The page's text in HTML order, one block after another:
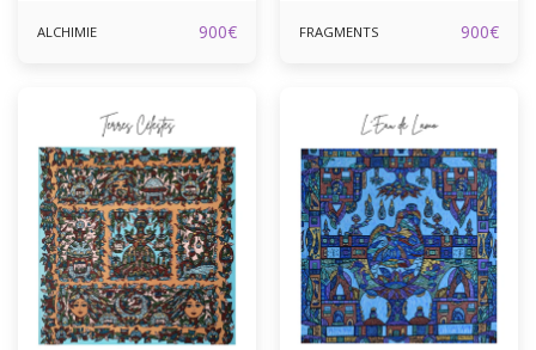
ALCHIMIE 900€ FRAGMENTS 900€